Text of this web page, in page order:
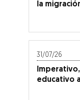
la
31/07/26
educativo